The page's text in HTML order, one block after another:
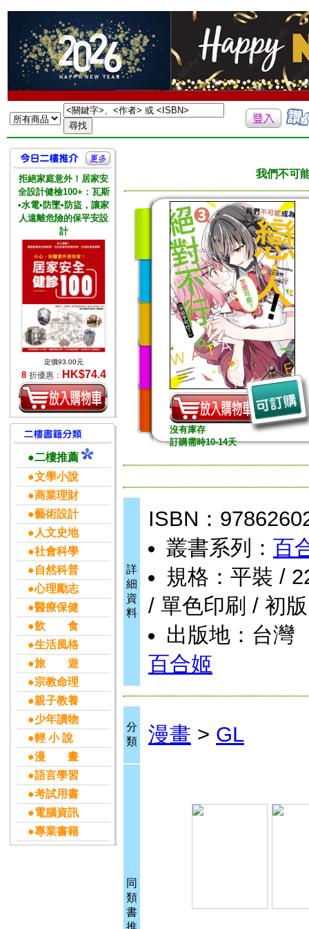
拒絕家庭意外！居家安
全設計健檢100+：瓦斯
•水電•防墜•防盜，讓家
人遠離危險的保平安設
計
定價93.00元
8 折優惠： HK$74.4
●二樓推薦
●文學小說
●商業理財
●藝術設計
●人文史地
●社會科學
●自然科普
●心理勵志
●醫療保健
●飲 食
●生活風格
●旅 遊
●宗教命理
●親子教養
●少年讀物
●輕 小 說
●漫 畫
●語言學習
●考試用書
●電腦資訊
●專業書籍
我們不可
沒有庫存
訂購需時10-14天
詳
細
資
料
ISBN：
叢書系列： 百
規格：平裝 /
/ 單色印刷 / 初版
出版地：台灣
百合姬
分
類
漫畫 > GL
同
類
書
推